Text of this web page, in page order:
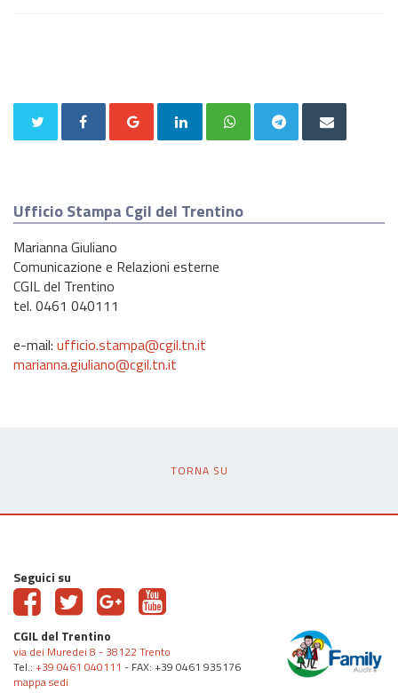
Ufficio Stampa Cgil del Trentino
Marianna Giuliano
Comunicazione e Relazioni esterne
CGIL del Trentino
tel. 0461 040111
e-mail: ufficio.stampa@cgil.tn.it
marianna.giuliano@cgil.tn.it
TORNA SU
Seguici su
CGIL del Trentino
via dei Muredei 8 - 38122 Trento
Tel.: +39 0461 040111 - FAX: +39 0461 935176
mappa sedi